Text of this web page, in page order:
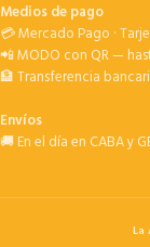
Medios de pago
💳 Mercado Pago ·
📲 MODO con QR —
🏦 Transferencia
Envíos
🚚 En el día en CABA y
La